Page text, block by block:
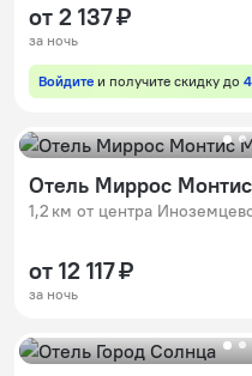
от 2 137 ₽
за ночь
Войдите и получите скидку до
Отель Миррос
1,2 км от центра
от 12 117 ₽
за ночь